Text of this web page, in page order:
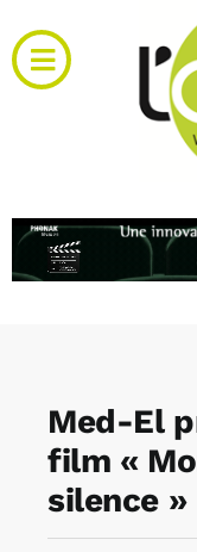
au
contenu
Toggle
Navigation
RH et emploi
Agenda
Med-El
film «
silence »